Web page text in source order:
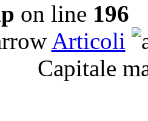
on line 196
Articoli
Capitale